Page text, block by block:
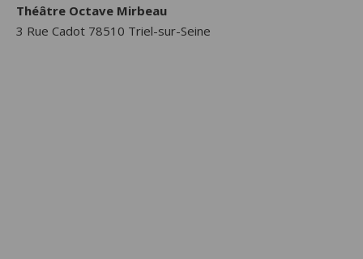
Théâtre Octave Mirbeau
3 Rue Cadot 78510 Triel-sur-Seine